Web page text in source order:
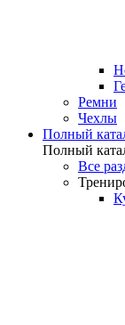
Ремни
Чехлы
Полный
Полный
Все